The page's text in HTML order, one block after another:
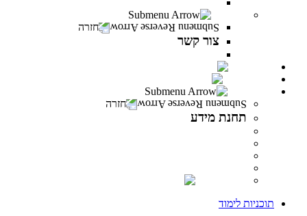
חזרה
צור קשר
חזרה
תחנת מידע
תוכניות לימוד